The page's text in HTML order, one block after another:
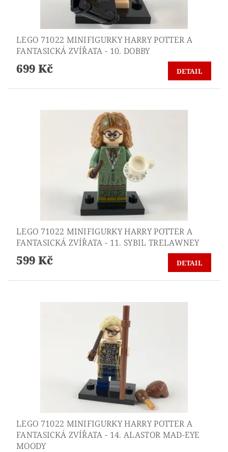
LEGO 71022 MINIFIGURKY HARRY POTTER A
FANTASICKÁ ZVÍŘATA - 10. DOBBY
699 Kč DETAIL
LEGO 71022 MINIFIGURKY HARRY POTTER A
FANTASICKÁ ZVÍŘATA - 11. SYBIL TRELAWNEY
599 Kč DETAIL
LEGO 71022 MINIFIGURKY HARRY POTTER A
FANTASICKÁ ZVÍŘATA - 14. ALASTOR MAD-EYE
MOODY